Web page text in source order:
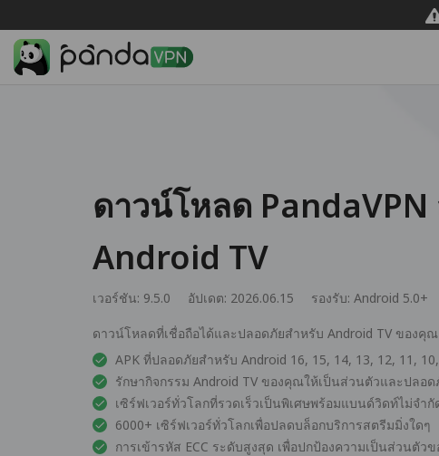
ดาวน์โหลด PandaVPN
Android TV
เวอร์ชัน: 9.5.0 อัปเดต: 2026.06.15 รองรับ: Android 5.0+
ดาวน์โหลดที่เชื่อถือได้และปลอดภัยสำหรับ Android TV ของคุ
APK ที่ปลอดภัยสำหรับ Android 16, 15, 14, 13, 12, 11,
รักษากิจกรรม Android TV ของคุณให้เป็นส่วนตัวและปลอด
เซิร์ฟเวอร์ทั่วโลกที่รวดเร็วเป็นพิเศษพร้อมแบนด์วิดท์ไม่จำกั
6000+ เซิร์ฟเวอร์ทั่วโลกเพื่อปลดบล็อกบริการสตรีมมิ่งใดๆ
การเข้ารหัส ECC ระดับสูงสุด เพื่อปกป้องความเป็นส่วนตั